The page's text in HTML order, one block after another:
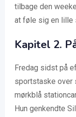
tilbage den
at føle sig en lille
Kapitel 2.
Fredag sidst på
sportstaske over
mørkblå
Hun genkendte